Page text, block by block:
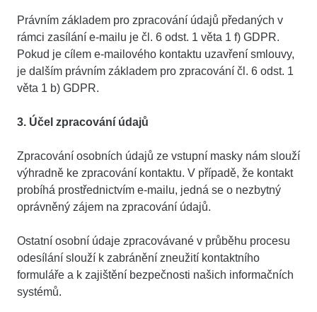
Právním základem pro zpracování údajů předaných v
rámci zasílání e-mailu je čl. 6 odst. 1 věta 1 f) GDPR.
Pokud je cílem e-mailového kontaktu uzavření smlouvy,
je dalším právním základem pro zpracování čl. 6 odst. 1
věta 1 b) GDPR.
3. Účel zpracování údajů
Zpracování osobních údajů ze vstupní masky nám slouží
výhradně ke zpracování kontaktu. V případě, že kontakt
probíhá prostřednictvím e-mailu, jedná se o nezbytný
oprávněný zájem na zpracování údajů.
Ostatní osobní údaje zpracovávané v průběhu procesu
odesílání slouží k zabránění zneužití kontaktního
formuláře a k zajištění bezpečnosti našich informačních
systémů.